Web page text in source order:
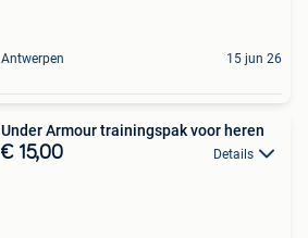
Antwerpen 15 jun 26
Under Armour trainingspak voor heren
€ 15,00 Details